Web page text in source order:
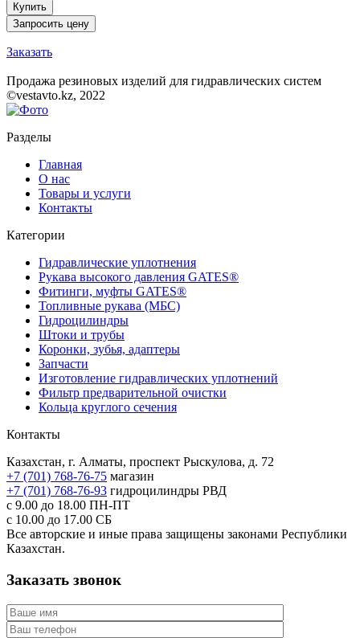
Купить
Запросить цену
Заказать
Продажа резиновых изделий для гидравлических систем
©vestavto.kz, 2022
Разделы
Главная
О нас
Товары и услуги
Контакты
Категории
Гидравлические уплотнения
Рукава высокого давления GATES®
Фитинги, муфты GATES®
Топливные рукава (МБС)
Гидроцилиндры
Штоки и трубы
Коронки, зубья, адаптеры
Запчасти
Изготовление гидравлических уплотнений
Фильтр предварительной очистки
Кольца круглого сечения
Контакты
Казахстан, г. Алматы, проспект Рыскулова, д. 72
+7 (701) 768-76-75 магазин
+7 (701) 768-76-93 гидроцилиндры РВД
с 9.00 до 18.00 ПН-ПТ
с 10.00 до 17.00 СБ
Все авторские и иные права защищены законами Республики
Казахстан.
Заказать звонок